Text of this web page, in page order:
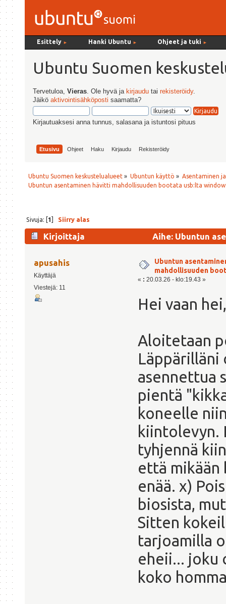
Esittely ► Hanki Ubuntu ► Ohjeet ja tuki ►
Ubuntu Suomen
Tervetuloa,Vieras . Ole hyvä ja kirjaudu tairekisteröidy.
Jäiköaktivointisähköposti saamatta?
Kirjautuaksesi anna tunnus, salasana ja istuntosi pituus
Etusivu Ohjeet Haku Kirjaudu Rekisteröidy
Ubuntu Suomen keskustelualueet » Ubuntun käyttö » Asentaminen
Ubuntun asentaminen hävitti mahdollisuuden bootata usb:lta
Sivuja: [1] Siirry alas
Kirjoittaja
Aihe: Ubuntun
apusahis
Käyttäjä
Viestejä: 11
Ubuntun
mahdollisuuden
« : 20.03.26 - klo:19.43 »
Hei vaan hei,
Aloitetaan
Läppärilläni
asennettua
pientä
koneelle
kiintolevyn.
tyhjennä
että
enää. x)
biosista,
Sitten
tarjoamilla
eheii... joku
koko